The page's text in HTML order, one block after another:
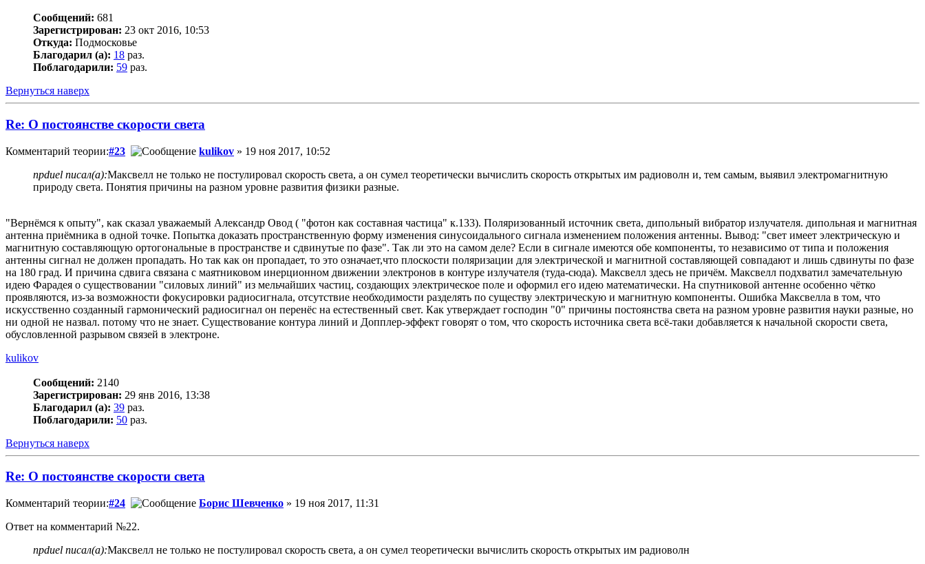
Сообщений: 681
Зарегистрирован: 23 окт 2016, 10:53
Откуда: Подмосковье
Благодарил (а): 18 раз.
Поблагодарили: 59 раз.
Вернуться наверх
Re: О постоянстве скорости света
Комментарий теории:#23 kulikov » 19 ноя 2017, 10:52
npduel писал(а):Максвелл не только не постулировал скорость света, а он сумел теоретически вычислить скорость открытых им радиоволн и, тем самым, выявил электромагнитную
природу света. Понятия причины на разном уровне развития физики разные.
"Вернёмся к опыту", как сказал уважаемый Александр Овод ( "фотон как составная частица" к.133). Поляризованный источник света, дипольный вибратор излучателя. дипольная и магнитная
антенна приёмника в одной точке. Попытка доказать пространственную форму изменения синусоидального сигнала изменением положения антенны. Вывод: "свет имеет электрическую и
магнитную составляющую ортогональные в пространстве и сдвинутые по фазе". Так ли это на самом деле? Если в сигнале имеются обе компоненты, то независимо от типа и положения
антенны сигнал не должен пропадать. Но так как он пропадает, то это означает,что плоскости поляризации для электрической и магнитной составляющей совпадают и лишь сдвинуты по фазе
на 180 град. И причина сдвига связана с маятниковом инерционном движении электронов в контуре излучателя (туда-сюда). Максвелл здесь не причём. Максвелл подхватил замечательную
идею Фарадея о существовании "силовых линий" из мельчайших частиц, создающих электрическое поле и оформил его идею математически. На спутниковой антенне особенно чётко
проявляются, из-за возможности фокусировки радиосигнала, отсутствие необходимости разделять по существу электрическую и магнитную компоненты. Ошибка Максвелла в том, что
искусственно созданный гармонический радиосигнал он перенёс на естественный свет. Как утверждает господин "0" причины постоянства света на разном уровне развития науки разные, но
ни одной не назвал. потому что не знает. Существование контура линий и Допплер-эффект говорят о том, что скорость источника света всё-таки добавляется к начальной скорости света,
обусловленной разрывом связей в электроне.
kulikov
Сообщений: 2140
Зарегистрирован: 29 янв 2016, 13:38
Благодарил (а): 39 раз.
Поблагодарили: 50 раз.
Вернуться наверх
Re: О постоянстве скорости света
Комментарий теории:#24 Борис Шевченко » 19 ноя 2017, 11:31
Ответ на комментарий №22.
npduel писал(а):Максвелл не только не постулировал скорость света, а он сумел теоретически вычислить скорость открытых им радиоволн